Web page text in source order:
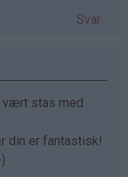
Svar
vært stas med
din er fantastisk!